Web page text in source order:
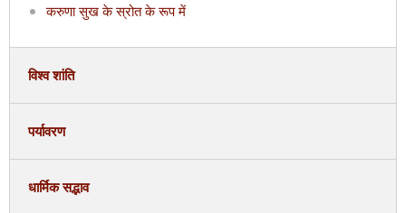
करुणा सुख के स्रोत के रूप में
विश्व शांति
पर्यावरण
धार्मिक सद्भाव